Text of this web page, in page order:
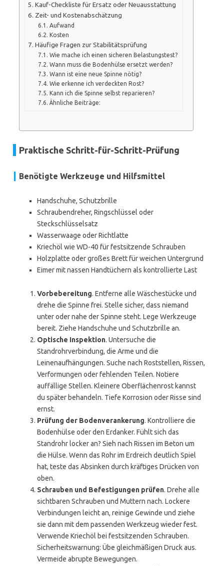
Kauf-Checkliste für Ersatz oder Neuausstattung
Zeit- und Kostenabschätzung
Aufwand
Kosten
Häufige Fragen zur Stabilitätsprüfung
Wie mache ich einen sicheren Belastungstest?
Wann muss die Bodenhülse ersetzt werden?
Wann ist eine neue Spinne nötig?
Wie erkenne ich verdeckten Rost?
Kann ich die Spinne selbst reparieren?
Ähnliche Beiträge:
Praktische Schritt-für-Schritt-Prüfung
Benötigte Werkzeuge und Hilfsmittel
Handschuhe, Schutzbrille
Schraubendreher, Ringschlüssel oder
Steckschlüsselsatz
Wasserwaage oder Richtlatte
Kriechöl wie WD-40 für festsitzende Schrauben
Holzplatte oder großes Brett für weichen Untergrund
Eimer mit nassen Handtüchern als kontrollierte Last
Vorbebereitung. Entferne alle Wäschestücke und
drehe die Spinne frei. Stelle sicher, dass niemand
unter oder nahe der Spinne steht. Lege Werkzeuge
bereit. Ziehe Handschuhe und Schutzbrille an.
Optische Inspektion. Untersuche die
Standrohrverbindung, die Arme und die
Leinenaufhängungen. Suche nach Roststellen, Rissen,
Verformungen oder fehlenden Teilen. Notiere
auffällige Stellen. Kleinere Oberflächenrost kannst
du später behandeln. Tiefe Korrosion oder Risse sind
ernst.
Prüfung der Bodenverankerung. Kontrolliere die
Bodenhülse oder den Erdanker. Fühlt sich das
Standrohr locker an? Sieh nach Rissen im Beton um
die Hülse. Wenn das Rohr im Erdreich deutlich Spiel
hat, teste das Absinken durch kräftiges Drücken von
oben.
Schrauben und Befestigungen prüfen. Drehe alle
sichtbaren Schrauben und Muttern nach. Lockere
Verbindungen leicht an, reinige Gewinde und ziehe
sie dann mit dem passenden Werkzeug wieder fest.
Verwende Kriechöl bei festsitzenden Schrauben.
Sicherheitswarnung: Übe gleichmäßigen Druck aus.
Vermeide abrupte Bewegungen.